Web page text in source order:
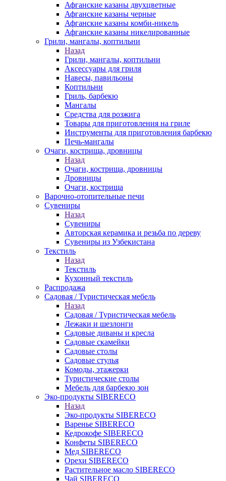
Афганские казаны двухцветные
Афганские казаны черные
Афганские казаны комби-никель
Афганские казаны никелированные
Грили, мангалы, коптильни
Назад
Грили, мангалы, коптильни
Аксессуары для гриля
Навесы, павильоны
Коптильни
Гриль, барбекю
Мангалы
Средства для розжига
Товары для приготовления на гриле
Инструменты для приготовления барбекю
Печь-мангалы
Очаги, кострища, дровницы
Назад
Очаги, кострища, дровницы
Дровницы
Очаги, кострища
Варочно-отопительные печи
Сувениры
Назад
Сувениры
Авторская керамика и резьба по дереву
Сувениры из Узбекистана
Текстиль
Назад
Текстиль
Кухонный текстиль
Распродажа
Садовая / Туристическая мебель
Назад
Садовая / Туристическая мебель
Лежаки и шезлонги
Садовые диваны и кресла
Садовые скамейки
Садовые столы
Садовые стулья
Комоды, этажерки
Туристические столы
Мебель для барбекю зон
Эко-продукты SIBERECO
Назад
Эко-продукты SIBERECO
Варенье SIBERECO
Кедрокофе SIBERECO
Конфеты SIBERECO
Мед SIBERECO
Орехи SIBERECO
Растительное масло SIBERECO
Чай SIBERECO